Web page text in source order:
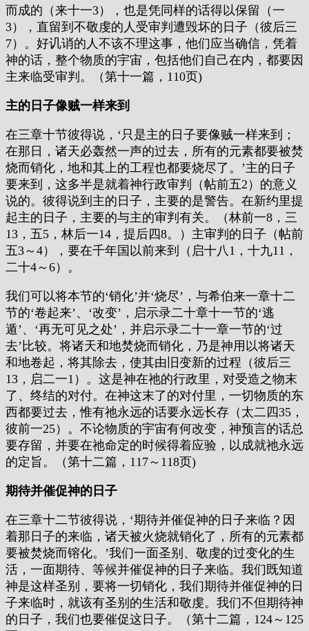
而成的（来十一3），也是凭同样的话得以保留（一
3），直留到不敬虔的人受审判遭毁坏的日子（彼后三
7）。好讥诮的人不该不理这事，他们应当确信，凭着
神的话，整个物质的宇宙，包括他们自己在内，都要因
主来临受审判。（第十一篇，110页)
主的日子像贼一样来到
在三章十节彼得说，‘只是主的日子要像贼一样来到；
在那日，诸天必轰然一声的过去，所有的元素都要被焚
烧而销化，地和其上的工程也都要烧尽了。’主的日子
要来到，这多半是就着神行政审判（帖前五2）的意义
说的。彼得说到主的日子，主要的是警告。在新约里提
起主的日子，主要的与主的审判有关。（林前一8，三
13，五5，林后一14，提后四8。）主审判的日子（帖前
五3～4），要在千年国以前来到（启十八1，十九11，
二十4～6）。
我们可以将本节的‘销化’并‘烧尽’，与希伯来一章十二
节的‘卷起来’、‘改变’，启示录二十章十一节的‘逃
遁’、‘再无可见之处’，并启示录二十一章一节的‘过
去’比较。将诸天和地焚烧而销化，乃是神用以将诸天
和地卷起，将其除去，使其由旧变新的过程（彼后三
13，启二一1）。这是神在祂的行政里，对受造之物末
了、终结的对付。在神这末了的对付里，一切物质的东
西都要过去，惟有祂永远的话要永远长存（太二四35，
彼前一25）。不论物质的宇宙有何改变，神预言的话总
要存留，并要在祂命定的时候得着应验，以成就祂永远
的定旨。（第十二篇，117～118页)
期待并催促神的日子
在三章十二节彼得说，‘期待并催促神的日子来临？因
着那日子的来临，诸天被火烧就销化了，所有的元素都
要被焚烧而镕化。’我们一面圣别、敬虔的过变化的生
活，一面期待、等候并催促神的日子来临。我们既知道
神是这样圣别，要将一切销化，我们期待并催促神的日
子来临时，就该有圣别的生活和敬虔。我们不但期待神
的日子，我们也要催促这日子。（第十二篇，124～125